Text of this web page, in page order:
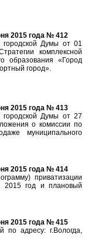
2015 года № 412
Думы от 01
комплексной
образования «Город
город».
2015 года № 413
Думы от 27
о комиссии по
муниципального
2015 года № 414
приватизации
2015 год и плановый
2015 года № 415
по адресу: г.Вологда,